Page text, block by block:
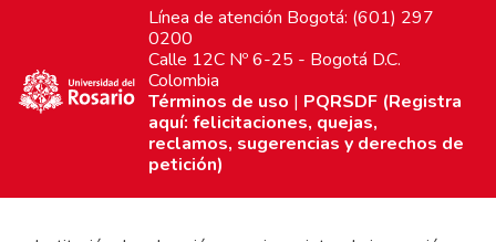
Línea de atención Bogotá: (601) 297
0200
Calle 12C Nº 6-25 - Bogotá D.C.
Colombia
Términos de uso | PQRSDF (Registra
aquí: felicitaciones, quejas,
reclamos, sugerencias y derechos de
petición)